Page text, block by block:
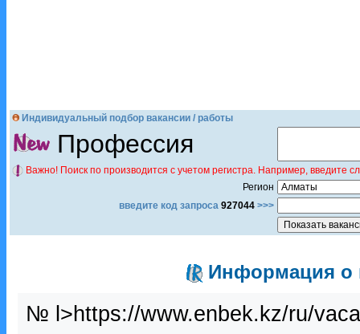
Индивидуальный подбор вакансии / работы
Профессия
Важно! Поиск по производится с учетом регистра. Например,
Регион
введите код запроса 927044 >>>
Информация о
№ l>https://www.enbek.kz/ru/